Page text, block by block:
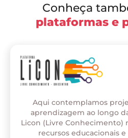
Conheça
plataformas e
Aqui contemplamos
aprendizagem ao longo
Licon (Livre Conhecimento)
recursos educacionais